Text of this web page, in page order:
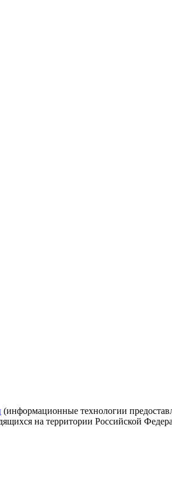
(информационные технологии
на территории Российской